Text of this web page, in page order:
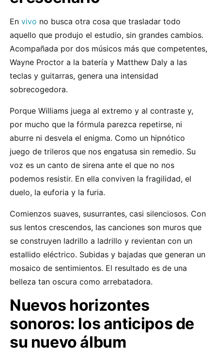
En vivo no busca otra cosa que trasladar todo
aquello que produjo el estudio, sin grandes cambios.
Acompañada por dos músicos más que competentes,
Wayne Proctor a la batería y Matthew Daly a las
teclas y guitarras, genera una intensidad
sobrecogedora.
Porque Williams juega al extremo y al contraste y,
por mucho que la fórmula parezca repetirse, ni
aburre ni desvela el enigma. Como un hipnótico
juego de trileros que nos engatusa sin remedio. Su
voz es un canto de sirena ante el que no nos
podemos resistir. En ella conviven la fragilidad, el
duelo, la euforia y la furia.
Comienzos suaves, susurrantes, casi silenciosos. Con
sus lentos crescendos, las canciones son muros que
se construyen ladrillo a ladrillo y revientan con un
estallido eléctrico. Subidas y bajadas que generan un
mosaico de sentimientos. El resultado es de una
belleza tan oscura como arrebatadora.
Nuevos horizontes
sonoros: los anticipos de
su nuevo álbum